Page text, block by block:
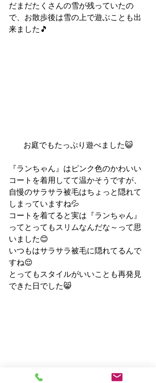
だまだたくさんの雪が残っていたの
で、お散歩後は雪の上で遊ぶことも出
来ました🎵
お庭でもたっぷり遊べました😺
『ランちゃん』はピンク色のかわいい
コートを着用してて温かそうですが、
自慢のサラサラ被毛はちょっと隠れて
しまっていますね💦
コートを着てると実は『ランちゃん』
ってとってもスリムなんだな～って思
いました😊
いつもはサラサラ被毛に隠れてるんで
すね😌
とってもスタイルがいいことも再発見
できた日でした😸